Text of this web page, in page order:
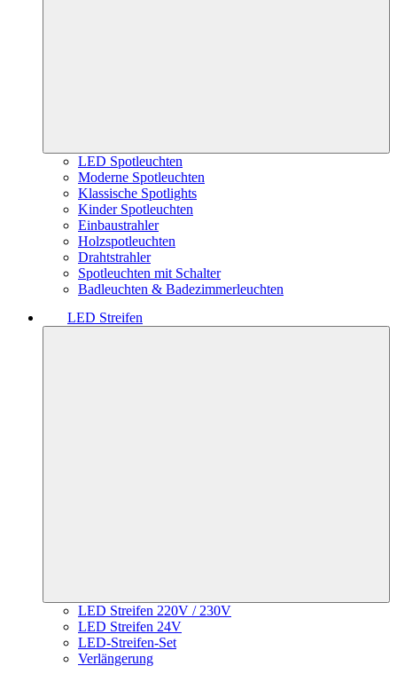
LED Spotleuchten
Moderne Spotleuchten
Klassische Spotlights
Kinder Spotleuchten
Einbaustrahler
Holzspotleuchten
Drahtstrahler
Spotleuchten mit Schalter
Badleuchten & Badezimmerleuchten
LED Streifen
LED Streifen 220V / 230V
LED Streifen 24V
LED-Streifen-Set
Verlängerung